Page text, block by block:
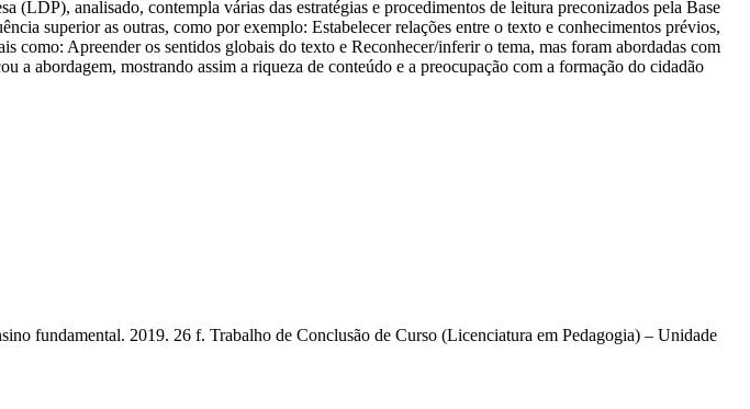
analisado, contempla várias das estratégias e procedimentos de leitura preconizados pela Base
superior as outras, como por exemplo: Estabelecer relações entre o texto e conhecimentos prévios,
Apreender os sentidos globais do texto e Reconhecer/inferir o tema, mas foram abordadas com
a abordagem, mostrando assim a riqueza de conteúdo e a preocupação com a formação do cidadão
fundamental. 2019. 26 f. Trabalho de Conclusão de Curso (Licenciatura em Pedagogia) – Unidade